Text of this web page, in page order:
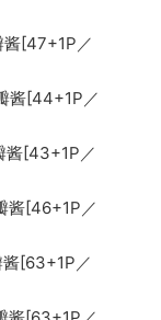
酱[47+1P／
酱[44+1P／
酱[43+1P／
酱[46+1P／
[63+1P／